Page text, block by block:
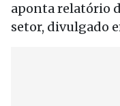
aponta relatório
setor, divulgado